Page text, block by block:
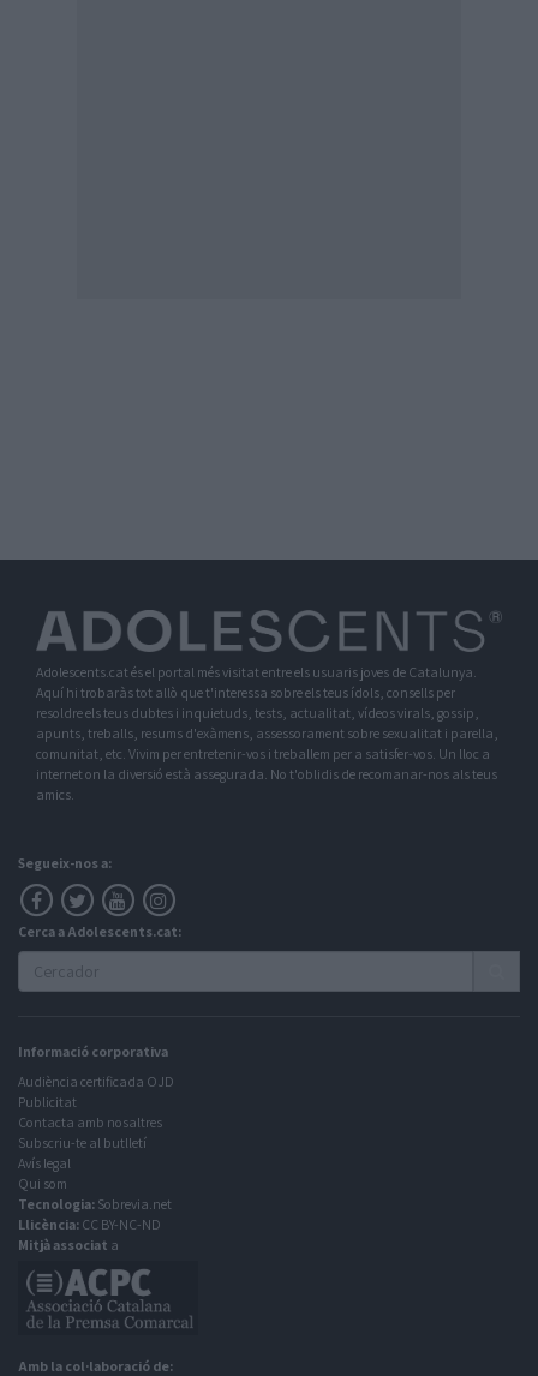
Adolescents.cat és el portal més visitat entre els usuaris joves de Catalunya.
Aquí hi trobaràs tot allò que t'interessa sobre els teus ídols, consells per
resoldre els teus dubtes i inquietuds, tests, actualitat, vídeos virals, gossip,
apunts, treballs, resums d'exàmens, assessorament sobre sexualitat i parella,
comunitat, etc. Vivim per entretenir-vos i treballem per a satisfer-vos. Un lloc a
internet on la diversió està assegurada. No t'oblidis de recomanar-nos als teus
amics.
Segueix-nos a:
Cerca a Adolescents.cat:
Informació corporativa
Audiència certificada OJD
Publicitat
Contacta amb nosaltres
Subscriu-te al butlletí
Avís legal
Qui som
Tecnologia: Sobrevia.net
Llicència: CC BY-NC-ND
Mitjà associat a
Amb la col·laboració de: